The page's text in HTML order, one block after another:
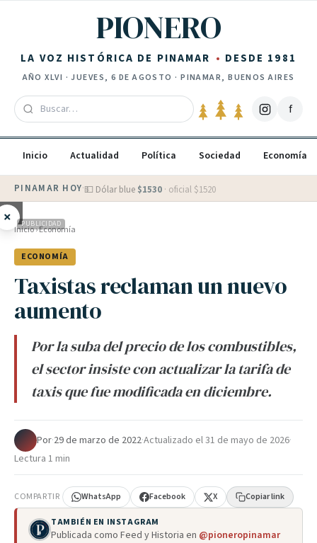
PIONERO
LA VOZ HISTÓRICA DE PINAMAR DESDE 1981
AÑOXLVI ·JUEVES, 6 DE AGOSTO · PINAMAR, BUENOS AIRES
f
Inicio Actualidad Política Sociedad Economía
PINAMAR HOY·💵 Dólar blue $1530 · oficial $1520
× PUBLICIDAD
Inicio›Economía
ECONOMÍA
Taxistas reclaman un nuevo
aumento
Por la suba del precio de los combustibles,
el sector insiste con actualizar la tarifa de
taxis que fue modificada en diciembre.
Por·29 de marzo de 2022·Actualizado el31 de mayo de 2026·
Lectura 1 min
COMPARTIR WhatsApp Facebook X Copiar link
TAMBIÉN EN INSTAGRAM
Publicada como Feed y Historia en @pioneropinamar